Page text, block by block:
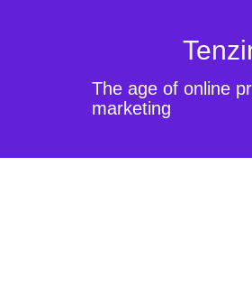
The age of online
marketing